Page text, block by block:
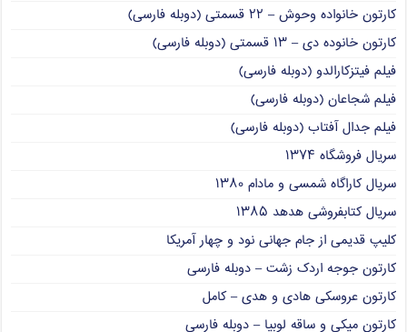
کارتون خانواده وحوش – ۲۲ قسمتی (دوبله فارسی)
کارتون خانوده دی – ۱۳ قسمتی (دوبله فارسی)
فیلم فیتزکارالدو (دوبله فارسی)
فیلم شجاعان (دوبله فارسی)
فیلم جدال آفتاب (دوبله فارسی)
سریال فروشگاه ۱۳۷۴
سریال کاراگاه شمسی و مادام ۱۳۸۰
سریال کتابفروشی هدهد ۱۳۸۵
کلیپ قدیمی از جام جهانی نود و چهار آمریکا
کارتون جوجه اردک زشت – دوبله فارسی
کارتون عروسکی هادی و هدی – کامل
کارتون میکی و ساقه لوبیا – دوبله فارسی